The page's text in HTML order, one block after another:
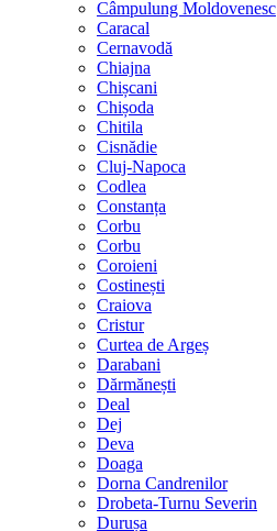
Câmpulung Moldovenesc
Caracal
Cernavodă
Chiajna
Chișcani
Chișoda
Chitila
Cisnădie
Cluj-Napoca
Codlea
Constanța
Corbu
Corbu
Coroieni
Costinești
Craiova
Cristur
Curtea de Argeș
Darabani
Dărmănești
Deal
Dej
Deva
Doaga
Dorna Candrenilor
Drobeta-Turnu Severin
Durușa